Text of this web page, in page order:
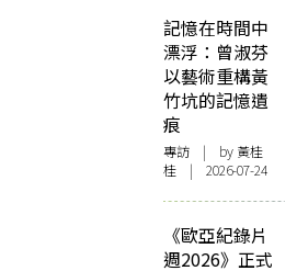
記憶在時間中
漂浮：曾淑芬
以藝術重構黃
竹坑的記憶遺
痕
專訪 | by 黃桂
桂 | 2026-07-24
《歐亞紀錄片
週2026》正式